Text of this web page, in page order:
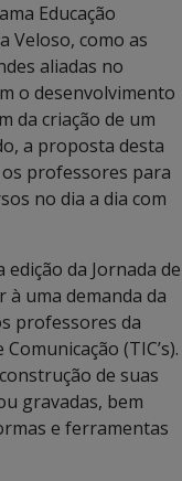
Educação
Veloso, como as
aliadas no
o desenvolvimento
da criação de um
a proposta desta
professores para
no dia a dia com
da Jornada de
uma demanda da
professores da
(TIC’s).
de suas
gravadas, bem
e ferramentas